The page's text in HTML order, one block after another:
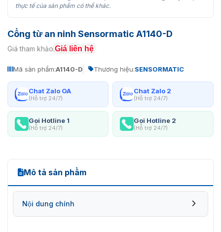
thực tế của sản phẩm có thể khác.
Cổng từ an ninh Sensormatic A1140-D
Giá tham khảo:Giá liên hệ
Mã sản phẩm:A1140-D Thương hiệu:SENSORMATIC
Chat Zalo OA
(Hỗ trợ 24/7)
Chat Zalo 2
(Hỗ trợ 24/7)
Gọi Hotline 1
(Hỗ trợ 24/7)
Gọi Hotline 2
(Hỗ trợ 24/7)
Mô tả sản phẩm
Nội dung chính